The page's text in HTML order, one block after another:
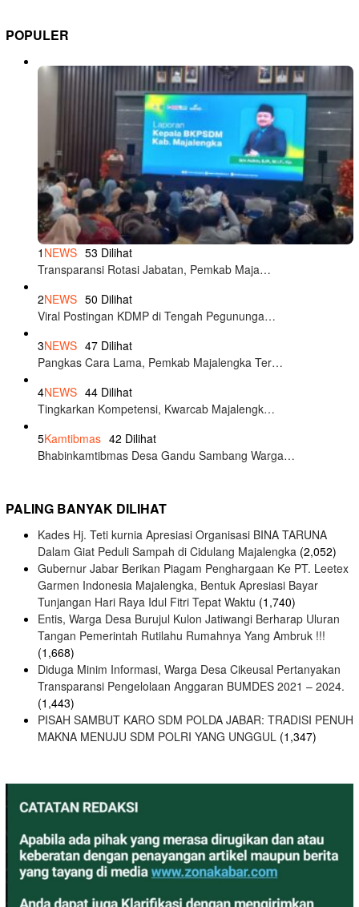
POPULER
1 NEWS 53 Dilihat
Transparansi Rotasi Jabatan, Pemkab Maja…
2NEWS 50 Dilihat
Viral Postingan KDMP di Tengah Pegununga…
3NEWS 47 Dilihat
Pangkas Cara Lama, Pemkab Majalengka Ter…
4NEWS 44 Dilihat
Tingkarkan Kompetensi, Kwarcab Majalengk…
5Kamtibmas 42 Dilihat
Bhabinkamtibmas Desa Gandu Sambang Warga…
PALING BANYAK DILIHAT
Kades Hj. Teti kurnia Apresiasi Organisasi BINA TARUNA
Dalam Giat Peduli Sampah di Cidulang Majalengka (2,052)
Gubernur Jabar Berikan Piagam Penghargaan Ke PT. Leetex
Garmen Indonesia Majalengka, Bentuk Apresiasi Bayar
Tunjangan Hari Raya Idul Fitri Tepat Waktu (1,740)
Entis, Warga Desa Burujul Kulon Jatiwangi Berharap Uluran
Tangan Pemerintah Rutilahu Rumahnya Yang Ambruk !!!
(1,668)
Diduga Minim Informasi, Warga Desa Cikeusal Pertanyakan
Transparansi Pengelolaan Anggaran BUMDES 2021 – 2024.
(1,443)
PISAH SAMBUT KARO SDM POLDA JABAR: TRADISI PENUH
MAKNA MENUJU SDM POLRI YANG UNGGUL (1,347)